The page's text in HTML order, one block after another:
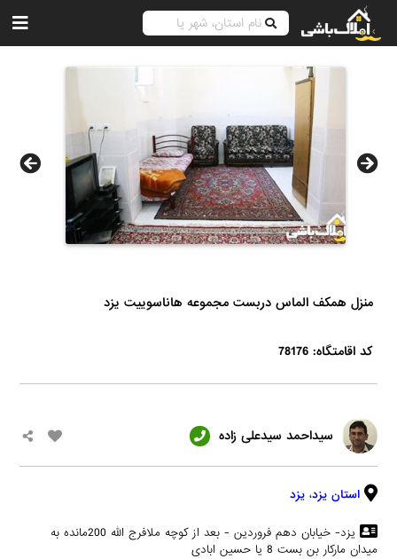
منزل همکف الماس دربست مجموعه هاناسوییت یزد
کد اقامتگاه: 78176
سیداحمد سیدعلی زاده
استان یزد، یزد
یزد- خیابان دهم فروردین - بعد از کوچه ملافرج الله 200مانده به
میدان مارکار بن بست 8 یا حسین ابادی